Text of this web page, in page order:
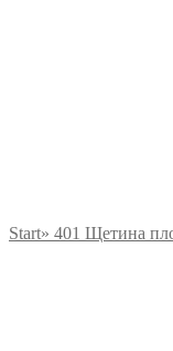
Start» 401 Щетина